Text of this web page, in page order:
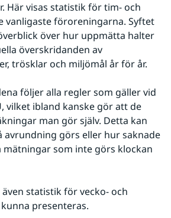
Här visas statistik för tim- och
vanligaste föroreningarna. Syftet
över hur uppmätta halter
över­skridanden av
trösklar och miljömål år för år.
följer alla regler som gäller vid
vilket ibland kanske gör att de
man gör själv. Detta kan
avrundning görs eller hur saknade
mätningar som inte görs klockan
statistik för vecko- och
presenteras.